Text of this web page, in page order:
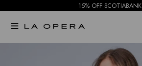
15% OFF SCOTIABANK

NOTIFICARME